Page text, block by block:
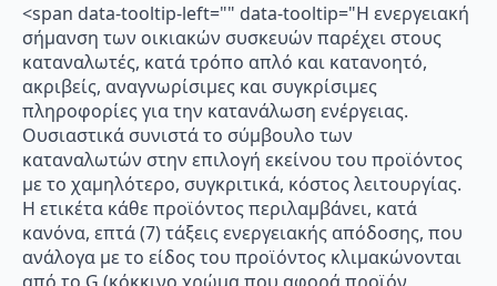
<span data-tooltip-left="" data-tooltip="Η ενεργειακή
σήμανση των οικιακών συσκευών παρέχει στους
καταναλωτές, κατά τρόπο απλό και κατανοητό,
ακριβείς, αναγνωρίσιμες και συγκρίσιμες
πληροφορίες για την κατανάλωση ενέργειας.
Ουσιαστικά συνιστά το σύμβουλο των
καταναλωτών στην επιλογή εκείνου του προϊόντος
με το χαμηλότερο, συγκριτικά, κόστος λειτουργίας.
Η ετικέτα κάθε προϊόντος περιλαμβάνει, κατά
κανόνα, επτά (7) τάξεις ενεργειακής απόδοσης, που
ανάλογα με το είδος του προϊόντος κλιμακώνονται